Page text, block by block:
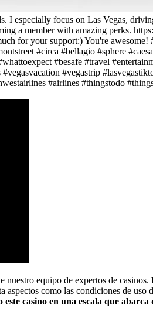
especially focus on Las Vegas,
a member with amazing perks.
for your support:) You're
#circa #bellagio #sphere
#besafe #travel
#vegastrip
#airlines #thingstodo
nuestro equipo de expertos de casinos.
como las condiciones de
este casino en una escala que